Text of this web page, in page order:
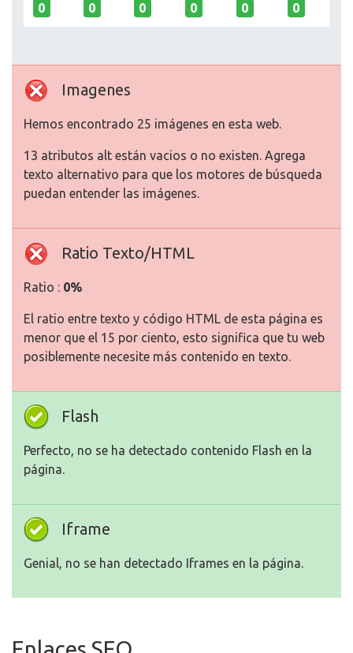
0 0 0 0 0 0
Imagenes
Hemos encontrado 25 imágenes en esta web.
13 atributos alt están vacios o no existen. Agrega
texto alternativo para que los motores de búsqueda
puedan entender las imágenes.
Ratio Texto/HTML
Ratio : 0%
El ratio entre texto y código HTML de esta página es
menor que el 15 por ciento, esto significa que tu web
posiblemente necesite más contenido en texto.
Flash
Perfecto, no se ha detectado contenido Flash en la
página.
Iframe
Genial, no se han detectado Iframes en la página.